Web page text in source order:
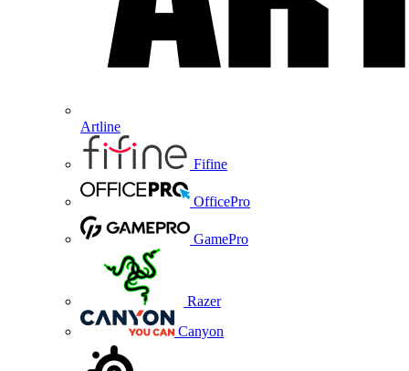
Artline
Fifine
OfficePro
GamePro
Razer
Canyon